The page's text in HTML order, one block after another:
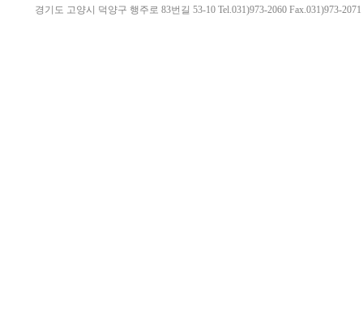
경기도 고양시 덕양구 행주로 83번길 53-10 Tel.031)973-2060 Fax.031)973-